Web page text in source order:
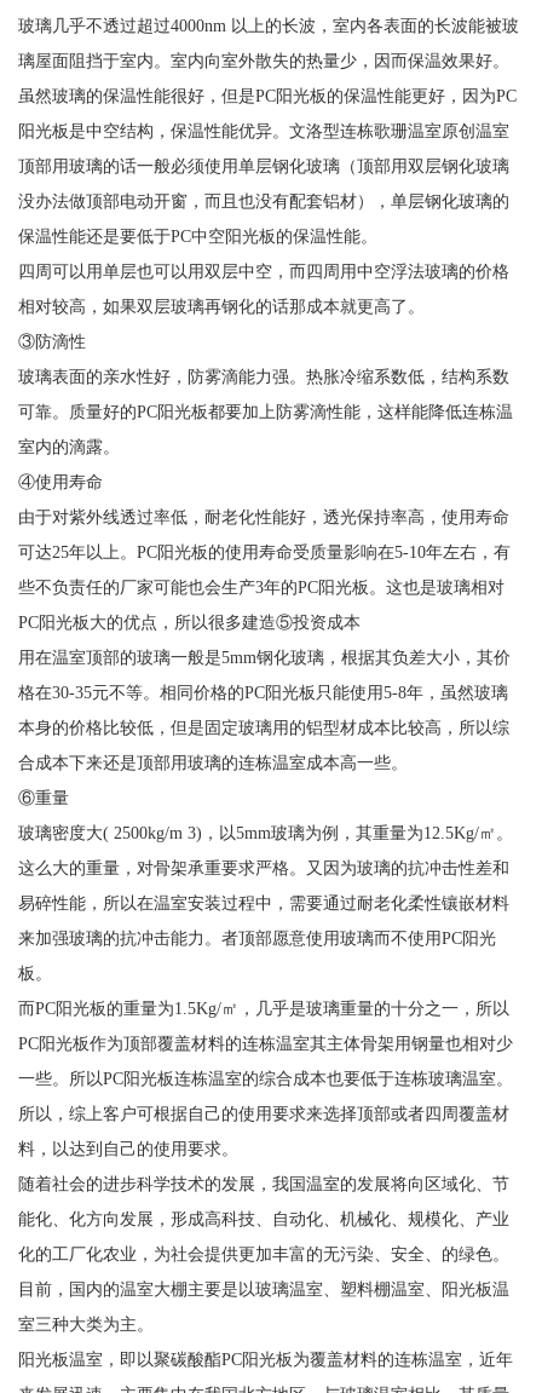
玻璃几乎不透过超过4000nm 以上的长波，室内各表面的长波能被玻
璃屋面阻挡于室内。室内向室外散失的热量少，因而保温效果好。
虽然玻璃的保温性能很好，但是PC阳光板的保温性能更好，因为PC
阳光板是中空结构，保温性能优异。文洛型连栋歌珊温室原创温室
顶部用玻璃的话一般必须使用单层钢化玻璃（顶部用双层钢化玻璃
没办法做顶部电动开窗，而且也没有配套铝材），单层钢化玻璃的
保温性能还是要低于PC中空阳光板的保温性能。
四周可以用单层也可以用双层中空，而四周用中空浮法玻璃的价格
相对较高，如果双层玻璃再钢化的话那成本就更高了。
③防滴性
玻璃表面的亲水性好，防雾滴能力强。热胀冷缩系数低，结构系数
可靠。质量好的PC阳光板都要加上防雾滴性能，这样能降低连栋温
室内的滴露。
④使用寿命
由于对紫外线透过率低，耐老化性能好，透光保持率高，使用寿命
可达25年以上。PC阳光板的使用寿命受质量影响在5-10年左右，有
些不负责任的厂家可能也会生产3年的PC阳光板。这也是玻璃相对
PC阳光板大的优点，所以很多建造⑤投资成本
用在温室顶部的玻璃一般是5mm钢化玻璃，根据其负差大小，其价
格在30-35元不等。相同价格的PC阳光板只能使用5-8年，虽然玻璃
本身的价格比较低，但是固定玻璃用的铝型材成本比较高，所以综
合成本下来还是顶部用玻璃的连栋温室成本高一些。
⑥重量
玻璃密度大( 2500kg/m 3)，以5mm玻璃为例，其重量为12.5Kg/㎡。
这么大的重量，对骨架承重要求严格。又因为玻璃的抗冲击性差和
易碎性能，所以在温室安装过程中，需要通过耐老化柔性镶嵌材料
来加强玻璃的抗冲击能力。者顶部愿意使用玻璃而不使用PC阳光
板。
而PC阳光板的重量为1.5Kg/㎡，几乎是玻璃重量的十分之一，所以
PC阳光板作为顶部覆盖材料的连栋温室其主体骨架用钢量也相对少
一些。所以PC阳光板连栋温室的综合成本也要低于连栋玻璃温室。
所以，综上客户可根据自己的使用要求来选择顶部或者四周覆盖材
料，以达到自己的使用要求。
随着社会的进步科学技术的发展，我国温室的发展将向区域化、节
能化、化方向发展，形成高科技、自动化、机械化、规模化、产业
化的工厂化农业，为社会提供更加丰富的无污染、安全、的绿色。
目前，国内的温室大棚主要是以玻璃温室、塑料棚温室、阳光板温
室三种大类为主。
阳光板温室，即以聚碳酸酯PC阳光板为覆盖材料的连栋温室，近年